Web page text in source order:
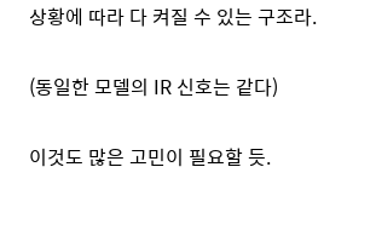
상황에 따라 다 켜질 수 있는 구조라.
(동일한 모델의 IR 신호는 같다)
이것도 많은 고민이 필요할 듯.